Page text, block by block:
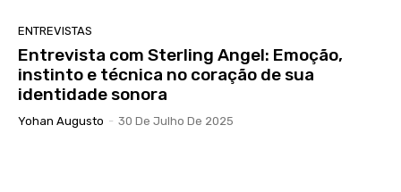
ENTREVISTAS
Entrevista com Sterling Angel: Emoção,
instinto e técnica no coração de sua
identidade sonora
Yohan Augusto - 30 De Julho De 2025